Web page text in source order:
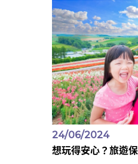
24/06/2024
想玩得安心？旅遊